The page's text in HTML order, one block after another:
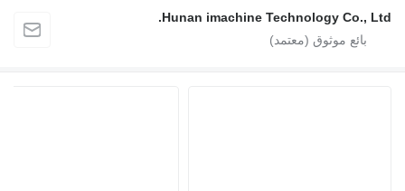
Hunan imachine Technology Co.,